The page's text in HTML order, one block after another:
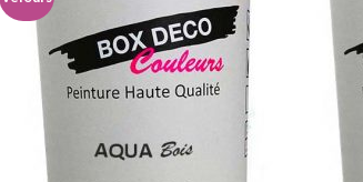
Ajouter
à la
wishlist